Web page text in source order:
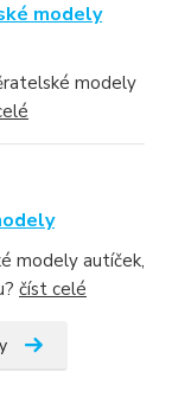
modely
modely
modely autíček,
číst celé